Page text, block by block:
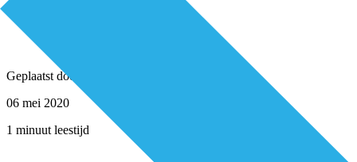
Geplaatst door
06 mei 2020
1 minuut leestijd